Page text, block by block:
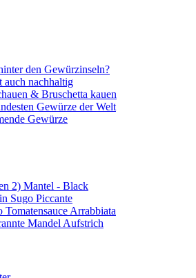
den Gewürzinseln?
auch nachhaltig
& Bruschetta kauen
Gewürze der Welt
Gewürze
2) Mantel - Black
Sugo Piccante
Arrabbiata
Mandel Aufstrich